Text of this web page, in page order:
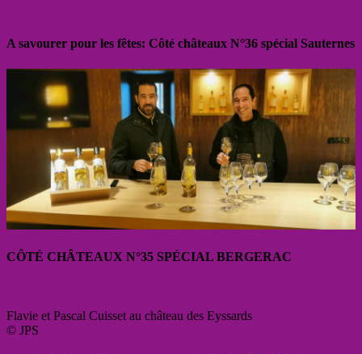
A savourer pour les fêtes: Côté châteaux N°36 spécial Sauternes
CÔTÉ CHÂTEAUX N°35 SPÉCIAL BERGERAC
Flavie et Pascal Cuisset au château des Eyssards
© JPS